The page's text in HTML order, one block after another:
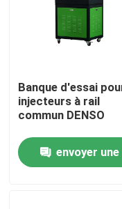
Banque d'essai
injecteurs à rail
commun DENSO
envoyer une